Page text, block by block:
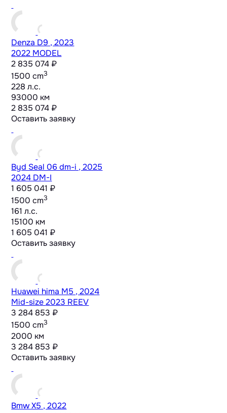
Denza D9 , 2023
2022 MODEL
2 835 074 ₽
1500 cm3
228 л.с.
93000 км
2 835 074 ₽
Оставить заявку
Byd Seal 06 dm-i , 2025
2024 DM-I
1 605 041 ₽
1500 cm3
161 л.с.
15100 км
1 605 041 ₽
Оставить заявку
Huawei hima M5 , 2024
Mid-size2023 REEV
3 284 853 ₽
1500 cm3
2000 км
3 284 853 ₽
Оставить заявку
Bmw X5 , 2022